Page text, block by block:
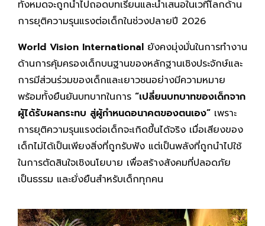
ทั้งหมดจะถูกนำไปถอดบทเรียนและนำเสนอในเวทีโลกด้าน
การยุติความรุนแรงต่อเด็กในช่วงปลายปี 2026
World Vision International ยังคงมุ่งมั่นในการทำงาน
ด้านการคุ้มครองเด็กบนฐานของหลักฐานเชิงประจักษ์และ
การมีส่วนร่วมของเด็กและเยาวชนอย่างมีความหมาย
พร้อมทั้งยืนยันบทบาทในการ “เปลี่ยนบทบาทของเด็กจาก
ผู้ได้รับผลกระทบ สู่ผู้กำหนดอนาคตของตนเอง” เพราะ
การยุติความรุนแรงต่อเด็กจะเกิดขึ้นได้จริง เมื่อเสียงของ
เด็กไม่ได้เป็นเพียงสิ่งที่ถูกรับฟัง แต่เป็นพลังที่ถูกนำไปใช้
ในการตัดสินใจเชิงนโยบาย เพื่อสร้างสังคมที่ปลอดภัย
เป็นธรรม และยั่งยืนสำหรับเด็กทุกคน